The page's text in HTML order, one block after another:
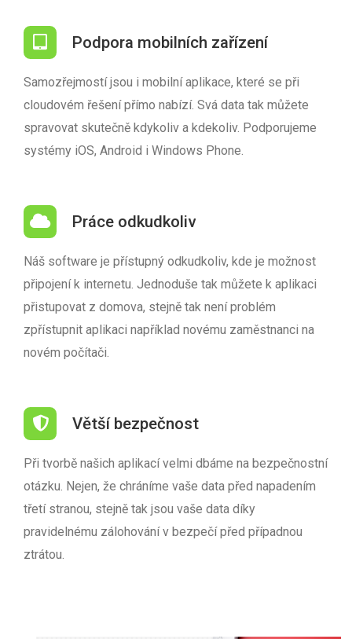
Podpora mobilních zařízení
Samozřejmostí jsou i mobilní aplikace, které se při
cloudovém řešení přímo nabízí. Svá data tak můžete
spravovat skutečně kdykoliv a kdekoliv. Podporujeme
systémy iOS, Android i Windows Phone.
Práce odkudkoliv
Náš software je přístupný odkudkoliv, kde je možnost
připojení k internetu. Jednoduše tak můžete k aplikaci
přistupovat z domova, stejně tak není problém
zpřístupnit aplikaci například novému zaměstnanci na
novém počítači.
Větší bezpečnost
Při tvorbě našich aplikací velmi dbáme na bezpečnostní
otázku. Nejen, že chráníme vaše data před napadením
třetí stranou, stejně tak jsou vaše data díky
pravidelnému zálohování v bezpečí před případnou
ztrátou.